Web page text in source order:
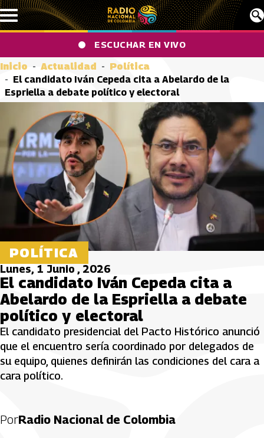
Pasar al contenido principal
ESCUCHAR EN VIVO
Inicio Actualidad
Política
El candidato Iván Cepeda cita a Abelardo de la
Espriella a debate político y electoral
POLÍTICA
Lunes, 1 Junio , 2026
El candidato Iván Cepeda cita a
Abelardo de la Espriella a debate
político y electoral
El candidato presidencial del Pacto Histórico anunció
que el encuentro sería coordinado por delegados de
su equipo, quienes definirán las condiciones del cara a
cara político.
PorRadio Nacional de Colombia